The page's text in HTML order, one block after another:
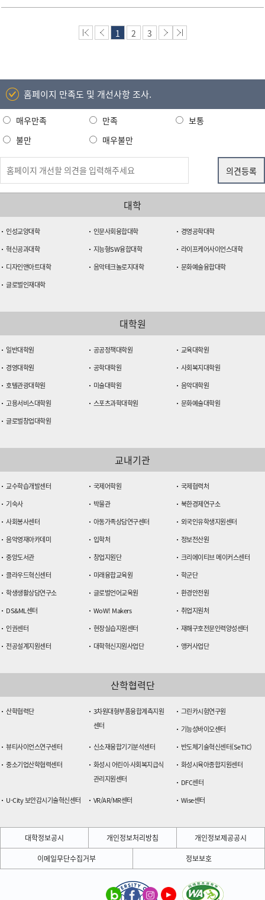
1 2 3
홈페이지 만족도 및 개선사항 조사.
매우만족 만족
보통
불만
매우불만
대학
인성교양대학 인문사회융합대학
경영공학대학
혁신공과대학
지능형SW융합대학
라이프케어사이언스대학
디자인앤아트대학
음악테크놀로지대학
문화예술융합대학
글로벌인재대학
대학원
일반대학원 공공정책대학원
교육대학원
경영대학원
공학대학원
사회복지대학원
호텔관광대학원
미술대학원
음악대학원
고용서비스대학원
스포츠과학대학원
문화예술대학원
글로벌창업대학원
교내기관
교수학습개발센터 국제어학원
국제협력처
기숙사
박물관
북한경제연구소
사회봉사센터
아동가족상담연구센터
외국인유학생지원센터
음악영재아카데미
입학처
정보전산원
중앙도서관
창업지원단
크리에이티브 메이커스센터
클라우드혁신센터
미래융합교육원
학군단
학생생활상담연구소
글로벌언어교육원
환경안전원
DS&ML센터
WoW! Makers
취업지원처
인권센터
현장실습지원센터
재해구호전문인력양성센터
전공설계지원센터
대학혁신지원사업단 앵커사업단
산학협력단
산학협력단
3차원대형부품융합계측지원
센터
그린카시험연구원
기능성바이오센터
뷰티사이언스연구센터
신소재융합기기분석센터
반도체기술혁신센터(SeTIC)
중소기업산학협력센터
화성시 어린이·사회복지급식
관리지원센터
화성시육아종합지원센터
DFC센터
U-City 보안감시기술혁신센터
VR/AR/MR센터 Wise센터
대학정보공시 개인정보처리방침
개인정보제공공시
이메일무단수집거부
정보보호